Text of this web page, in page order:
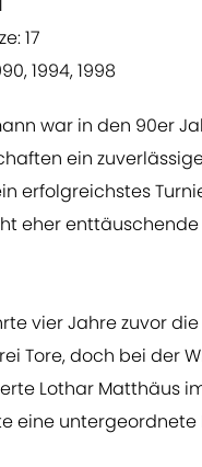
17
1994, 1998
war in den 90er
ein
erfolgreichstes
eher enttäuschende
vier Jahre zuvor
Tore, doch bei der
Lothar Matthäus
eine untergeordnete